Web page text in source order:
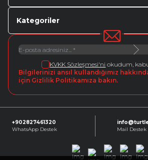
Kategoriler
KVKK Sözleşmesi'ni okudum,
Bilgilerinizi ansıl kullandığımız
için Gizlilik Politikamıza bakın.
+902827461320
WhatsApp Destek
Mail Destek